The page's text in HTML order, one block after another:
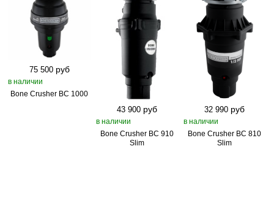
75 500 руб
в наличии
Bone Crusher BC 1000
43 900 руб
в наличии
Bone Crusher BC 910
Slim
32 990 руб
в наличии
Bone Crusher BC 810
Slim